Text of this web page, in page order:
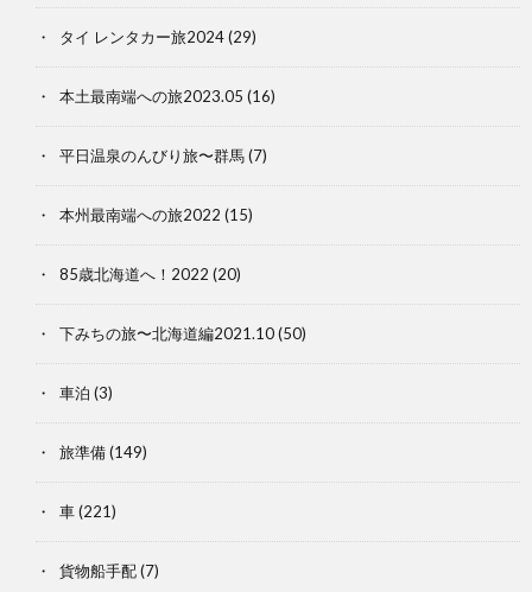
タイ レンタカー旅2024(29)
本土最南端への旅2023.05 (16)
平日温泉のんびり旅〜群馬(7)
本州最南端への旅2022 (15)
85歳北海道へ！2022 (20)
下みちの旅〜北海道編2021.10(50)
車泊 (3)
旅準備(149)
車(221)
貨物船手配(7)